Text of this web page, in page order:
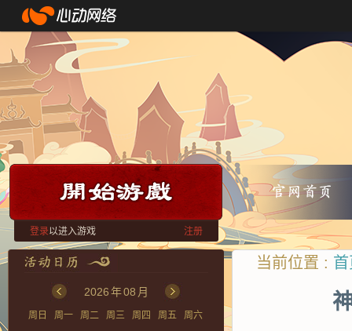
登录以进入游戏 注册
2026年08 月
周日 周一 周二 周三 周四 周五
周六
当前位置 :